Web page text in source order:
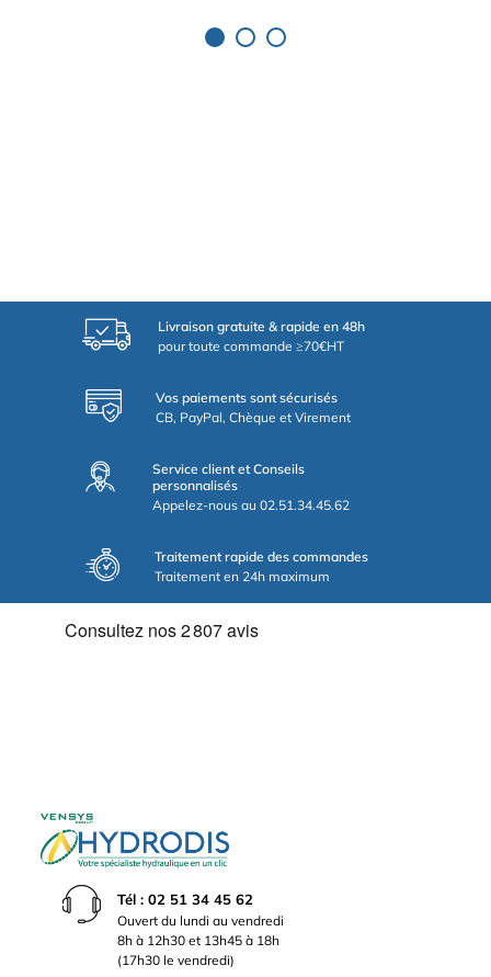
Livraison gratuite & rapide en 48h
pour toute commande ≥70€HT
Vos paiements sont sécurisés
CB, PayPal, Chèque et Virement
Service client et Conseils
personnalisés
Appelez-nous au 02.51.34.45.62
Traitement rapide des commandes
Traitement en 24h maximum
Tél : 02 51 34 45 62
Ouvert du lundi au vendredi
8h à 12h30 et 13h45 à 18h
(17h30 le vendredi)